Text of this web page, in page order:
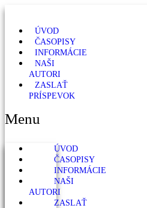
ÚVOD
ČASOPISY
INFORMÁCIE
NAŠI
AUTORI
ZASLAŤ
PRÍSPEVOK
Menu
ÚVOD
ČASOPISY
INFORMÁCIE
NAŠI
AUTORI
ZASLAŤ